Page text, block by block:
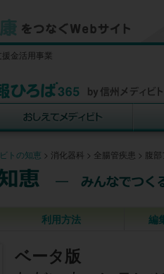
金活用事業
トの知恵 > 消化器科 > 全腸管疾患 > 腹
利用方法 編
ベータ版